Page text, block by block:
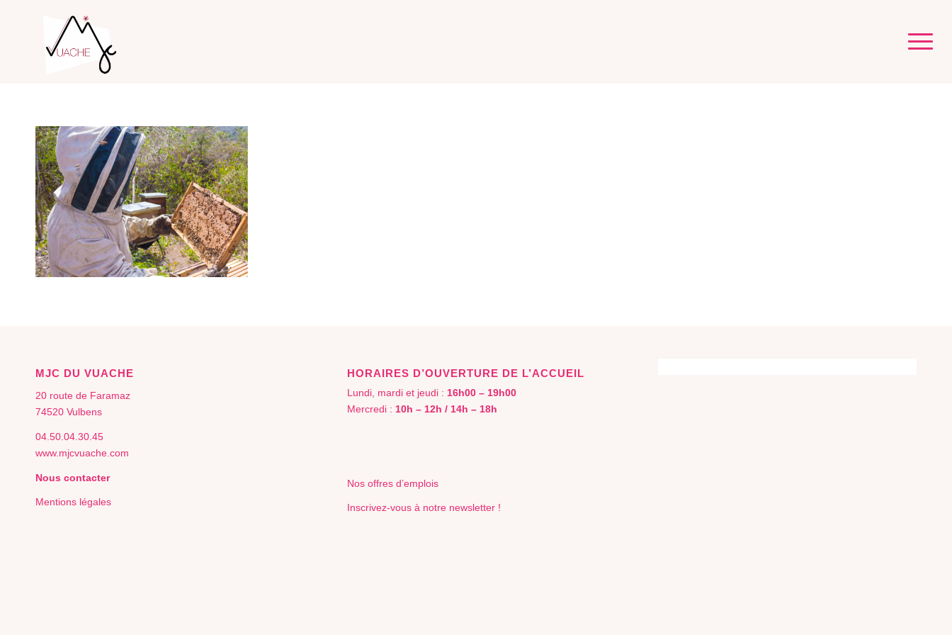
MJC DU VUACHE
20 route de Faramaz
74520 Vulbens
04.50.04.30.45
www.mjcvuache.com
Nous contacter
Mentions légales
HORAIRES D’OUVERTURE DE L’ACCUEIL
Lundi, mardi et jeudi : 16h00 – 19h00
Mercredi : 10h – 12h / 14h – 18h
Nos offres d’emplois
Inscrivez-vous à notre newsletter !